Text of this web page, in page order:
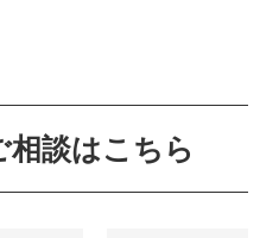
相談はこちら